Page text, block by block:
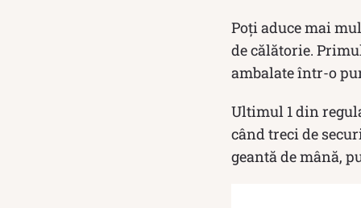
Poți aduce mai
de călătorie.
ambalate într-o
Ultimul 1 din
când treci de
geantă de mână,